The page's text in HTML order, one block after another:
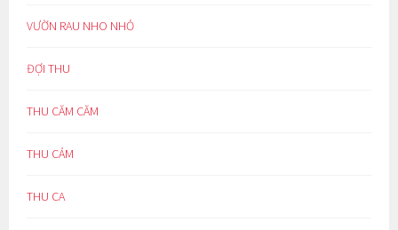
VƯỜN RAU NHO NHỎ
ĐỢI THU
THU CĂM CĂM
THU CẢM
THU CA